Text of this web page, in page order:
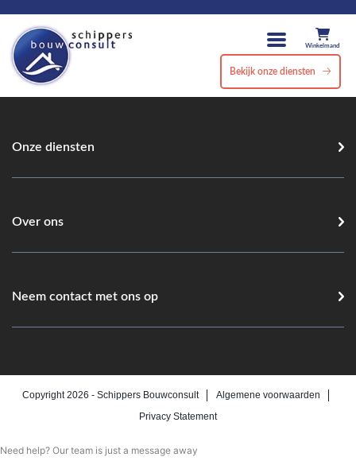
Winkelmand
Bekijk onze diensten
Onze diensten
Over ons
Neem contact met ons op
Copyright 2026 - Schippers Bouwconsult
Algemene voorwaarden
Privacy Statement
Need help? Our team is just a message away